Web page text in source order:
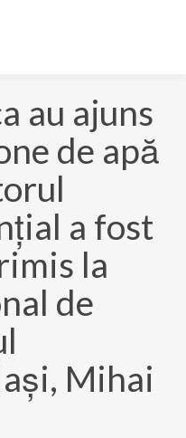
au ajuns
de apă
a fost
la
de
Mihai